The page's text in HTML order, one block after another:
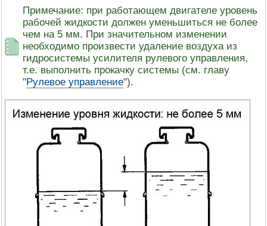
Примечание: при работающем двигателе уровень
рабочей жидкости должен уменьшиться не более
чем на 5 мм. При значительном изменении
необходимо произвести удаление воздуха из
гидросистемы усилителя рулевого управления,
т.е. выполнить прокачку системы (см. главу
"Рулевое управление").